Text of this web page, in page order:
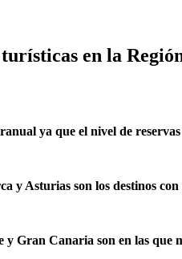
en la
ya que el nivel de
y Asturias son los destinos
y Gran Canaria son en las que